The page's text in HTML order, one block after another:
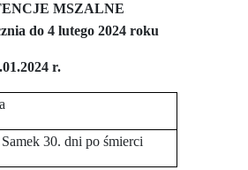
MSZALNE
do 4 lutego 2024 roku
r.
30. dni po śmierci